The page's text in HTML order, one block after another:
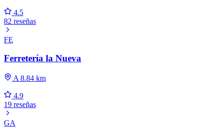
4.5
82 reseñas
FE
Ferretería la Nueva
A 8.84 km
4.9
19 reseñas
GA